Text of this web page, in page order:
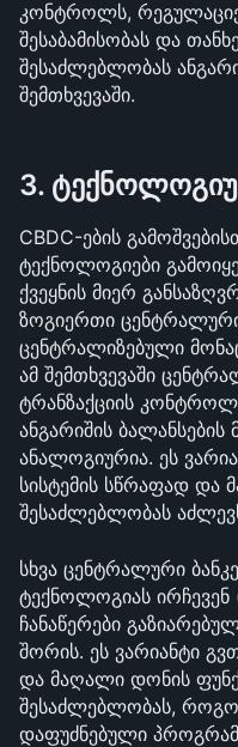
კონტროლს,
შესაბამისობას და
შესაძლებლობას
შემთხვევაში.
3.
CBDC-ების
ტექნოლოგიები
ქვეყნის მიერ
ზოგიერთი ცენტრალური
ცენტრალიზებული
ამ შემთხვევაში
ტრანზაქციის
ანგარიშის
ანალოგიურია. ეს
სისტემის სწრაფად და
შესაძლებლობას
სხვა ცენტრალური
ტექნოლოგიას ირჩევენ
ჩანაწერები
შორის. ეს ვარიანტი
და მაღალი დონის
შესაძლებლობას,
დაფუძნებული